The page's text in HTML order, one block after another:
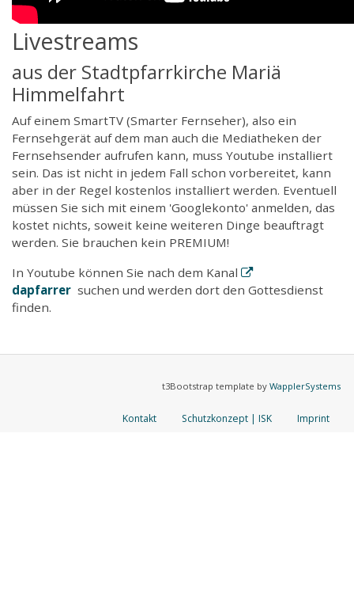
Livestreams
aus der Stadtpfarrkirche Mariä
Himmelfahrt
Auf einem SmartTV (Smarter Fernseher), also ein
Fernsehgerät auf dem man auch die Mediatheken der
Fernsehsender aufrufen kann, muss Youtube installiert
sein. Das ist nicht in jedem Fall schon vorbereitet, kann
aber in der Regel kostenlos installiert werden. Eventuell
müssen Sie sich mit einem 'Googlekonto' anmelden, das
kostet nichts, soweit keine weiteren Dinge beauftragt
werden. Sie brauchen kein PREMIUM!
In Youtube können Sie nach dem Kanal
dapfarrer suchen und werden dort den Gottesdienst
finden.
t3Bootstrap template byWapplerSystems
Kontakt Schutzkonzept | ISK Imprint